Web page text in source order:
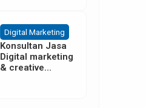
Digital Marketing
Konsultan Jasa
Digital marketing
& creative